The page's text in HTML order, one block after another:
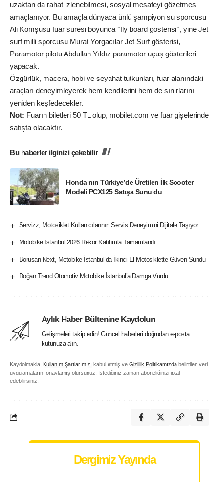
uzaktan da rahat izlenebilmesi, sosyal mesafeyi gözetmesi
amaçlanıyor. Bu amaçla dünyaca ünlü şampiyon su sporcusu
Ali Komşusu fuar süresi boyunca ‘’fly board gösterisi’’, yine Jet
surf milli sporcusu Murat Yorgacılar Jet Surf gösterisi,
Paramotor pilotu Abdullah Yıldız paramotor uçuş gösterileri
yapacak.
Özgürlük, macera, hobi ve seyahat tutkunları, fuar alanındaki
araçları deneyimleyerek hem kendilerini hem de sınırlarını
yeniden keşfedecekler.
Not: Fuarın biletleri 50 TL olup, mobilet.com ve fuar gişelerinde
satışta olacaktır.
Bu haberler ilginizi çekebilir
Honda’nın Türkiye’de Üretilen İlk Scooter
Modeli PCX125 Satışa Sunuldu
Servizz, Motosiklet Kullanıcılarının Servis Deneyimini Dijitale Taşıyor
Motobike Istanbul 2026 Rekor Katılımla Tamamlandı
Borusan Next, Motobike İstanbul’da İkinci El Motosiklette Güven Sundu
Doğan Trend Otomotiv Motobike İstanbul’a Damga Vurdu
Aylık Haber Bültenine Kaydolun
Gelişmeleri takip edin! Güncel haberleri doğrudan e-posta
kutunuza alın.
Kaydolmakla, Kullanım Şartlarımızı kabul etmiş ve Gizlilik Politikamızda belirtilen veri
uygulamalarını onaylamış olursunuz. İstediğiniz zaman aboneliğinizi iptal
edebilirsiniz.
Dergimiz Yayında